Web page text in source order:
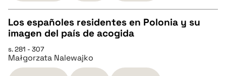
pobierz cytat
CZYSTY TEKST
pobierz cytat
Los españoles residentes en Polonia y su
imagen del país de acogida
s. 281 - 307
Małgorzata Nalewajko